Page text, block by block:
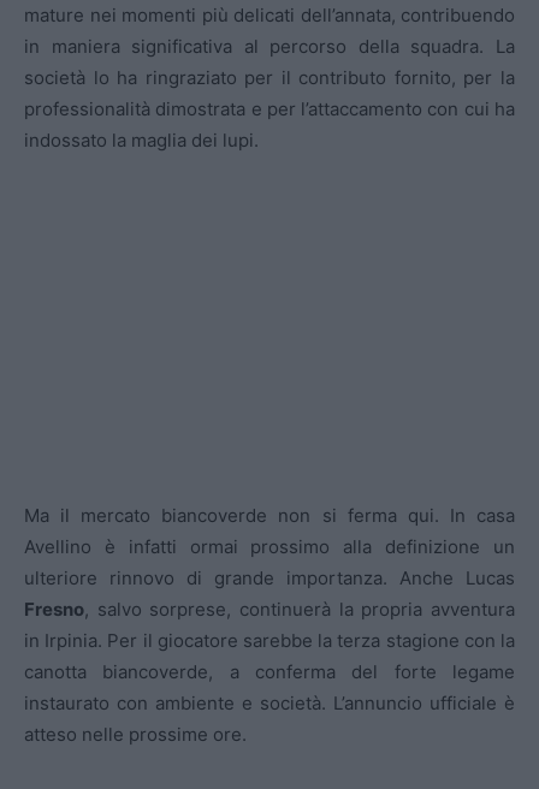
mature nei momenti più delicati dell’annata, contribuendo
in maniera significativa al percorso della squadra. La
società lo ha ringraziato per il contributo fornito, per la
professionalità dimostrata e per l’attaccamento con cui ha
indossato la maglia dei lupi.
Ma il mercato biancoverde non si ferma qui. In casa
Avellino è infatti ormai prossimo alla definizione un
ulteriore rinnovo di grande importanza. Anche Lucas
Fresno, salvo sorprese, continuerà la propria avventura
in Irpinia. Per il giocatore sarebbe la terza stagione con la
canotta biancoverde, a conferma del forte legame
instaurato con ambiente e società. L’annuncio ufficiale è
atteso nelle prossime ore.